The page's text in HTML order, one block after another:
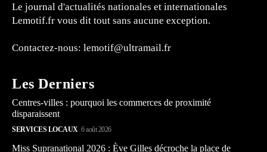
Le journal d'actualités nationales et internationales
Lemotif.fr vous dit tout sans aucune exception.
Contactez-nous: lemotif@ultramail.fr
Les Derniers
Centres-villes : pourquoi les commerces de proximité
disparaissent
SERVICES LOCAUX 6 août 2026
Miss Supranational 2026 : Ève Gilles décroche la place de